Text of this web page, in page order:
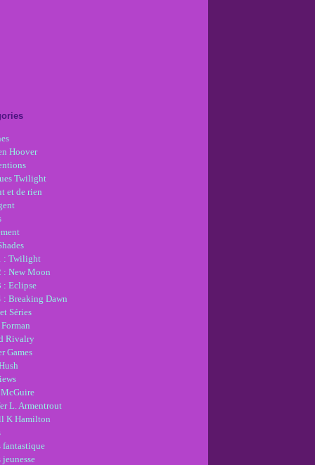
Hoover
Twilight
et de rien
: Twilight
: New Moon
: Eclipse
: Breaking Dawn
Séries
Rivalry
Games
McGuire
L. Armentrout
K Hamilton
fantastique